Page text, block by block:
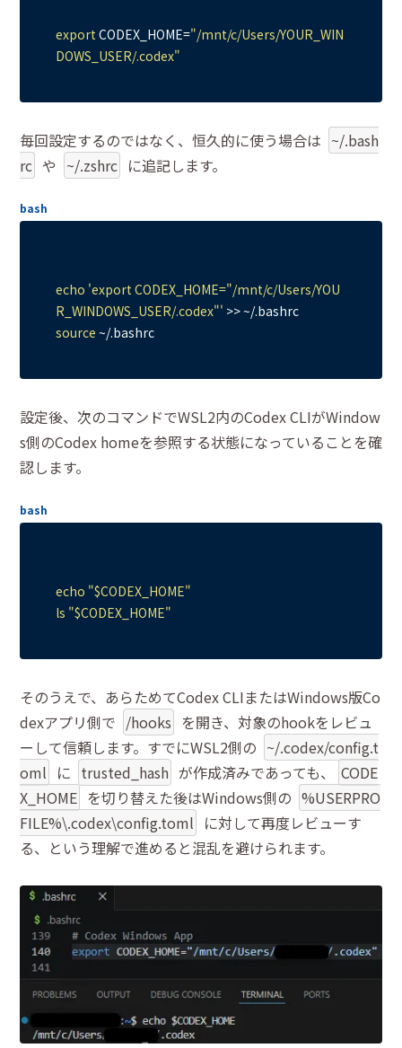
export CODEX_HOME="/mnt/c/Users/YOUR_WIN
DOWS_USER/.codex"
毎回設定するのではなく、恒久的に使う場合は ~/.bash
rc や ~/.zshrc に追記します。
bash
echo 'export CODEX_HOME="/mnt/c/Users/YOU
R_WINDOWS_USER/.codex"'
source
設定後、次のコマンドでWSL2内のCodex CLIがWindow
s側のCodex homeを参照する状態になっていることを確
認します。
bash
echo "$CODEX_HOME"
ls "$CODEX_HOME"
そのうえで、あらためてCodex CLIまたはWindows版Co
dexアプリ側で /hooks を開き、対象のhookをレビュ
ーして信頼します。すでにWSL2側の ~/.codex/config.t
oml に trusted_hash が作成済みであっても、
CODE
X_HOME を切り替えた後はWindows側の %USERPRO
FILE%\.codex\config.toml に対して再度レビューす
る、という理解で進めると混乱を避けられます。